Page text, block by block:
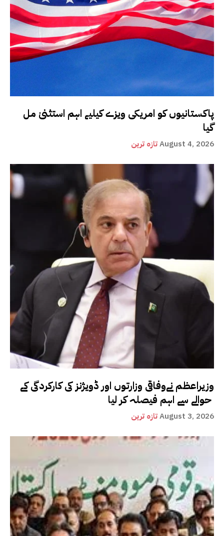
پاکستانیوں کو امریکی ویزے کیلیے اہم استثنیٰ مل
گیا
تازہ ترینAugust 4, 2026
وزیراعظم نےوفاقی وزارتوں اور ڈویژنز کی کارکردگی کے
تازہ ترینAugust 3, 2026